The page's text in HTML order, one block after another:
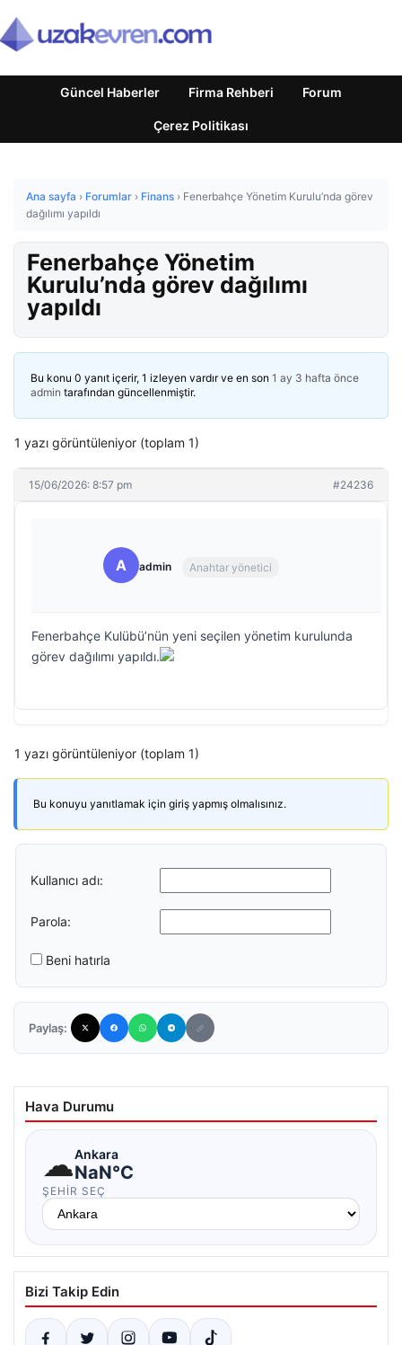
Güncel Haberler Firma Rehberi Forum
Çerez Politikası
Ana sayfa › Forumlar › Finans › Fenerbahçe Yönetim Kurulu’nda görev
dağılımı yapıldı
Fenerbahçe Yönetim
Kurulu’nda görev dağılımı
yapıldı
Bu konu 0 yanıt içerir, 1 izleyen vardır ve en son 1 ay 3 hafta önce
admin tarafından güncellenmiştir.
1 yazı görüntüleniyor (toplam 1)
15/06/2026: 8:57 pm #24236
A admin Anahtar yönetici
Fenerbahçe Kulübü’nün yeni seçilen yönetim kurulunda
görev dağılımı yapıldı.
1 yazı görüntüleniyor (toplam 1)
Bu konuyu yanıtlamak için giriş yapmış olmalısınız.
Kullanıcı adı:
Parola:
Beni hatırla
Paylaş:
Hava Durumu
☁Ankara
NaN°C
ŞEHIR SEÇ
Bizi Takip Edin